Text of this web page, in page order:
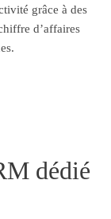
grâce à des
d’affaires
dédié